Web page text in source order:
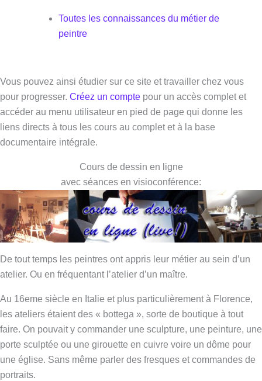
Toutes les connaissances du métier de
peintre
Vous pouvez ainsi étudier sur ce site et travailler chez vous
pour progresser. Créez un compte pour un accès complet et
accéder au menu utilisateur en pied de page qui donne les
liens directs à tous les cours au complet et à la base
documentaire intégrale.
Cours de dessin en ligne
avec séances en visioconférence:
De tout temps les peintres ont appris leur métier au sein d’un
atelier. Ou en fréquentant l’atelier d’un maître.
Au 16eme siècle en Italie et plus particulièrement à Florence,
les ateliers étaient des « bottega », sorte de boutique à tout
faire. On pouvait y commander une sculpture, une peinture, une
porte sculptée ou une girouette en cuivre voire un dôme pour
une église. Sans même parler des fresques et commandes de
portraits.